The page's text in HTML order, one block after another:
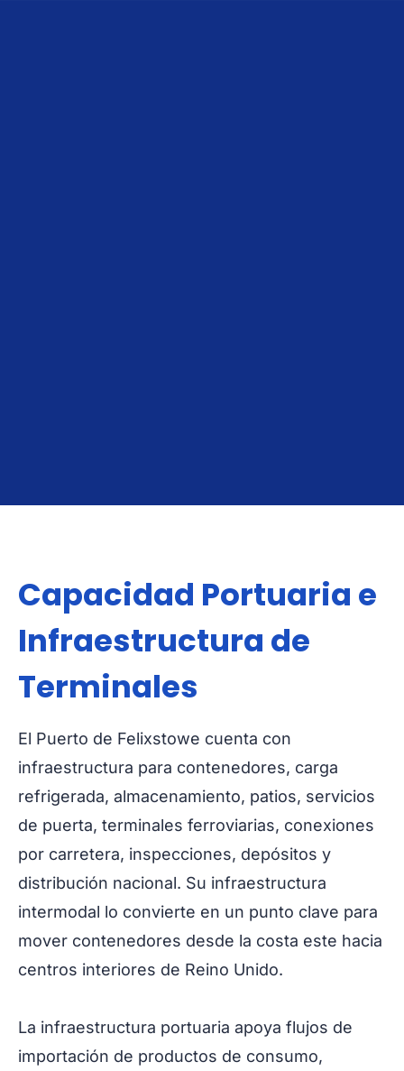
Capacidad Portuaria e
Infraestructura de
Terminales
El Puerto de Felixstowe cuenta con
infraestructura para contenedores, carga
refrigerada, almacenamiento, patios, servicios
de puerta, terminales ferroviarias, conexiones
por carretera, inspecciones, depósitos y
distribución nacional. Su infraestructura
intermodal lo convierte en un punto clave para
mover contenedores desde la costa este hacia
centros interiores de Reino Unido.
La infraestructura portuaria apoya flujos de
importación de productos de consumo,